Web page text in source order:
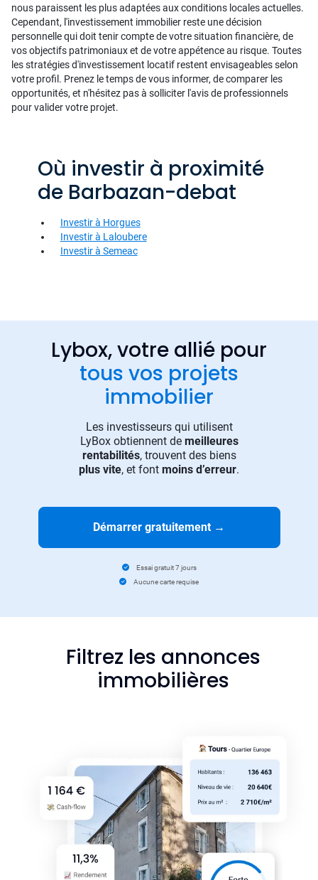
nous paraissent les plus adaptées aux conditions locales actuelles.
Cependant, l'investissement immobilier reste une décision
personnelle qui doit tenir compte de votre situation financière, de
vos objectifs patrimoniaux et de votre appétence au risque. Toutes
les stratégies d'investissement locatif restent envisageables selon
votre profil. Prenez le temps de vous informer, de comparer les
opportunités, et n'hésitez pas à solliciter l'avis de professionnels
pour valider votre projet.
Où investir à proximité
de Barbazan-debat
Investir à Horgues
Investir à Laloubere
Investir à Semeac
Lybox, votre allié pour
tous vos projets
immobilier
Les investisseurs qui utilisent
LyBox obtiennent de meilleures
rentabilités, trouvent des biens
plus vite, et font moins d’erreur.
Démarrer gratuitement →
Essai gratuit 7 jours
Aucune carte requise
Filtrez les annonces
immobilières